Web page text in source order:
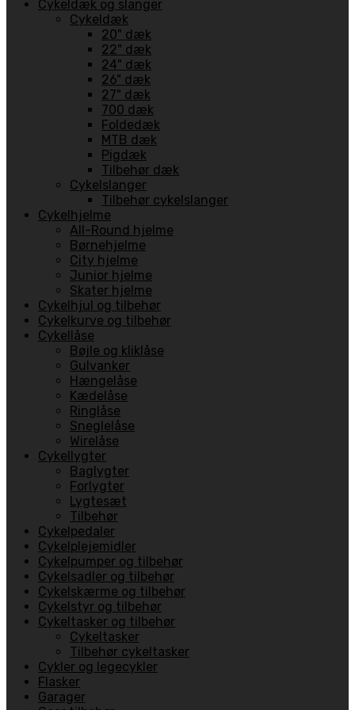
Cykeldæk og slanger
Cykeldæk
20" dæk
22" dæk
24" dæk
26" dæk
27" dæk
700 dæk
Foldedæk
MTB dæk
Pigdæk
Tilbehør dæk
Cykelslanger
Tilbehør cykelslanger
Cykelhjelme
All-Round hjelme
Børnehjelme
City hjelme
Junior hjelme
Skater hjelme
Cykelhjul og tilbehør
Cykelkurve og tilbehør
Cykellåse
Bøjle og kliklåse
Gulvanker
Hængelåse
Kædelåse
Ringlåse
Sneglelåse
Wirelåse
Cykellygter
Baglygter
Forlygter
Lygtesæt
Tilbehør
Cykelpedaler
Cykelplejemidler
Cykelpumper og tilbehør
Cykelsadler og tilbehør
Cykelskærme og tilbehør
Cykelstyr og tilbehør
Cykeltasker og tilbehør
Cykeltasker
Tilbehør cykeltasker
Cykler og legecykler
Flasker
Garager